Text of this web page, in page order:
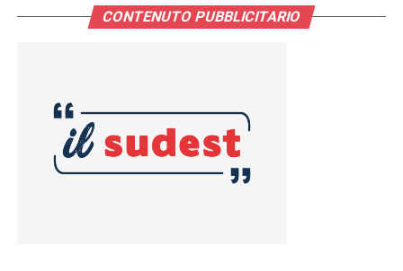
CONTENUTO PUBBLICITARIO